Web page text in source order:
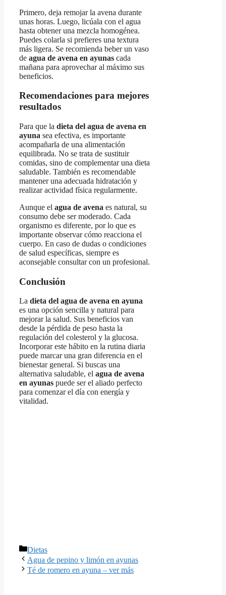
Primero, deja remojar la avena durante
unas horas. Luego, licúala con el agua
hasta obtener una mezcla homogénea.
Puedes colarla si prefieres una textura
más ligera. Se recomienda beber un vaso
de agua de avena en ayunas cada
mañana para aprovechar al máximo sus
beneficios.
Recomendaciones para mejores
resultados
Para que la dieta del agua de avena en
ayuna sea efectiva, es importante
acompañarla de una alimentación
equilibrada. No se trata de sustituir
comidas, sino de complementar una dieta
saludable. También es recomendable
mantener una adecuada hidratación y
realizar actividad física regularmente.
Aunque el agua de avena es natural, su
consumo debe ser moderado. Cada
organismo es diferente, por lo que es
importante observar cómo reacciona el
cuerpo. En caso de dudas o condiciones
de salud específicas, siempre es
aconsejable consultar con un profesional.
Conclusión
La dieta del agua de avena en ayuna
es una opción sencilla y natural para
mejorar la salud. Sus beneficios van
desde la pérdida de peso hasta la
regulación del colesterol y la glucosa.
Incorporar este hábito en la rutina diaria
puede marcar una gran diferencia en el
bienestar general. Si buscas una
alternativa saludable, el agua de avena
en ayunas puede ser el aliado perfecto
para comenzar el día con energía y
vitalidad.
Categorías
Dietas
Agua de pepino y limón en ayunas
Té de romero en ayuna – ver más